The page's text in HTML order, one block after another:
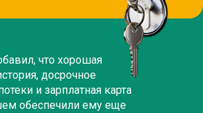
что хорошая
досрочное
и зарплатная карта
обеспечили ему еще